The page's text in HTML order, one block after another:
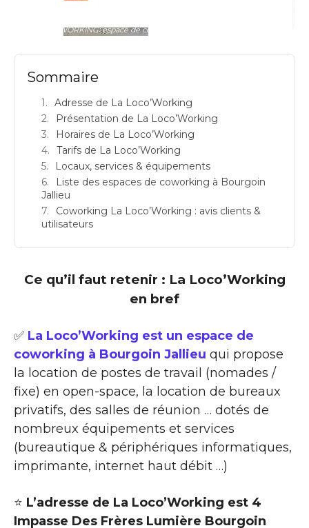
LA LOCO'WORKING: espace de coworking à Bourgoin Jallieu: Adresse
Sommaire
Adresse de La Loco’Working
Présentation de La Loco’Working
Horaires de La Loco’Working
Tarifs de La Loco’Working
Locaux, services & équipements
Liste des espaces de coworking à Bourgoin
Jallieu
Coworking La Loco’Working : avis clients &
utilisateurs
Ce qu’il faut retenir : La Loco’Working
en bref
✅ La Loco’Working est un espace de
coworking à Bourgoin Jallieu qui propose
la location de postes de travail (nomades /
fixe) en open-space, la location de bureaux
privatifs, des salles de réunion … dotés de
nombreux équipements et services
(bureautique & périphériques informatiques,
imprimante, internet haut débit …)
⭐ L’adresse de La Loco’Working est 4
Impasse Des Frères Lumière Bourgoin